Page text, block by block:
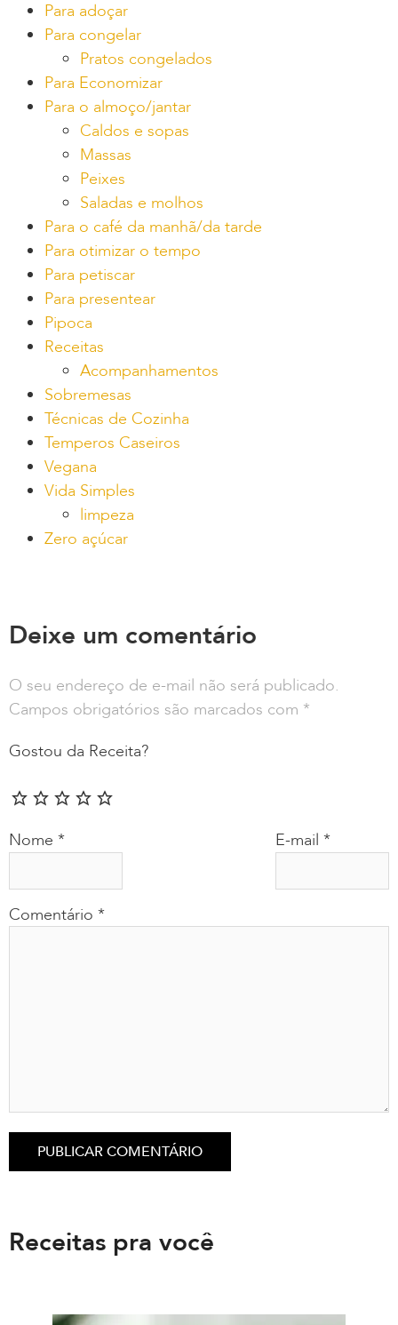
Para adoçar
Para congelar
Pratos congelados
Para Economizar
Para o almoço/jantar
Caldos e sopas
Massas
Peixes
Saladas e molhos
Para o café da manhã/da tarde
Para otimizar o tempo
Para petiscar
Para presentear
Pipoca
Receitas
Acompanhamentos
Sobremesas
Técnicas de Cozinha
Temperos Caseiros
Vegana
Vida Simples
limpeza
Zero açúcar
Deixe um comentário
O seu endereço de e-mail não será publicado.
Campos obrigatórios são marcados com *
Gostou da Receita?
Comentário *
Nome * E-mail *
Receitas pra você